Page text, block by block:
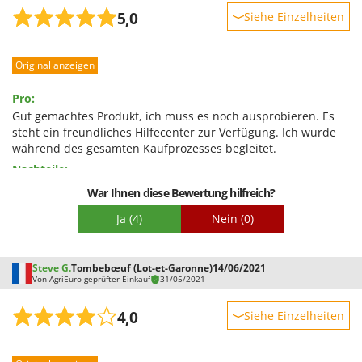
Omas
Ooni
P
Palazzetti
Partisani
Pramac
5,0 Siehe Einzelheiten
Leistung
Qualität / Preis
Schwierigkeitsgrad Zusammenbau
Original anzeigen
Pro:
Gut gemachtes Produkt, ich muss es noch ausprobieren. Es
steht ein freundliches Hilfecenter zur Verfügung. Ich wurde
während des gesamten Kaufprozesses begleitet.
Nachteile:
Nichts zu berichtenWar Ihnen diese Bewertung hilfreich?
Ja (4) Nein (0)
Steve G.Tombebœuf (Lot-et-Garonne)14/06/2021
Von AgriEuro geprüfter Einkauf 31/05/2021
4,0 Siehe Einzelheiten